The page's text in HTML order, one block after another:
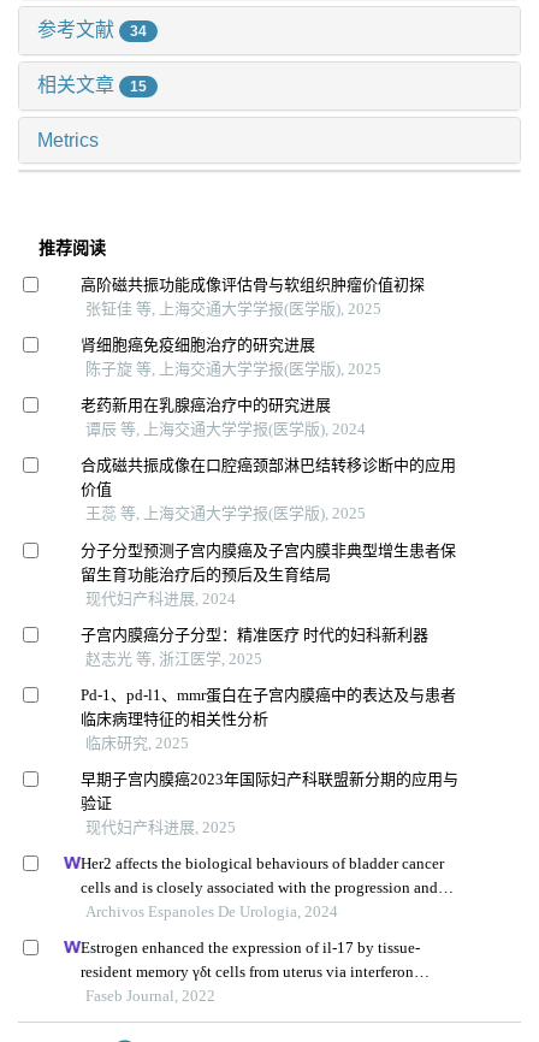
参考文献 34
相关文章 15
Metrics
推荐阅读
高阶磁共振功能成像评估骨与软组织肿瘤价值初探
张钲佳 等, 上海交通大学学报(医学版), 2025
肾细胞癌免疫细胞治疗的研究进展
陈子旋 等, 上海交通大学学报(医学版), 2025
老药新用在乳腺癌治疗中的研究进展
谭辰 等, 上海交通大学学报(医学版), 2024
合成磁共振成像在口腔癌颈部淋巴结转移诊断中的应用
价值
王蕊 等, 上海交通大学学报(医学版), 2025
分子分型预测子宫内膜癌及子宫内膜非典型增生患者保
留生育功能治疗后的预后及生育结局
现代妇产科进展, 2024
子宫内膜癌分子分型：精准医疗 时代的妇科新利器
赵志光 等, 浙江医学, 2025
Pd-1、pd-l1、mmr蛋白在子宫内膜癌中的表达及与患者
临床病理特征的相关性分析
临床研究, 2025
早期子宫内膜癌2023年国际妇产科联盟新分期的应用与
验证
现代妇产科进展, 2025
Her2 affects the biological behaviours of bladder cancer
cells and is closely associated with the progression and
prognosis of bladder cancer
Archivos Espanoles De Urologia, 2024
Estrogen enhanced the expression of il-17 by tissue-
resident memory γδt cells from uterus via interferon
regulatory factor 4
Faseb Journal, 2022